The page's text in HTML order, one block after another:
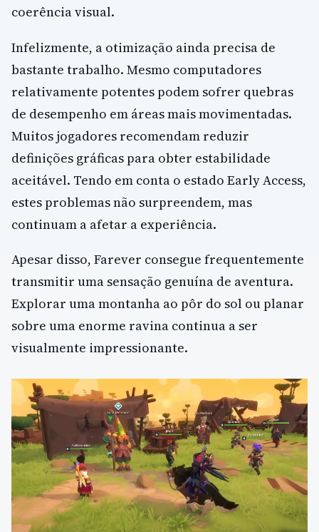
coerência visual.
Infelizmente, a otimização ainda precisa de
bastante trabalho. Mesmo computadores
relativamente potentes podem sofrer quebras
de desempenho em áreas mais movimentadas.
Muitos jogadores recomendam reduzir
definições gráficas para obter estabilidade
aceitável. Tendo em conta o estado Early Access,
estes problemas não surpreendem, mas
continuam a afetar a experiência.
Apesar disso, Farever consegue frequentemente
transmitir uma sensação genuína de aventura.
Explorar uma montanha ao pôr do sol ou planar
sobre uma enorme ravina continua a ser
visualmente impressionante.